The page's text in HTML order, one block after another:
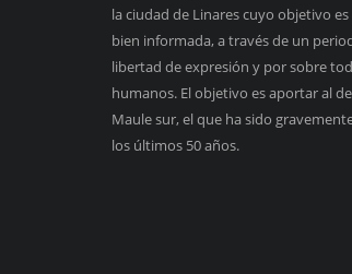
la ciudad de Linares cuyo objetivo
bien informada, a través de un
libertad de expresión y por sobre
humanos. El objetivo es aportar al
Maule sur, el que ha sido
los últimos 50 años.